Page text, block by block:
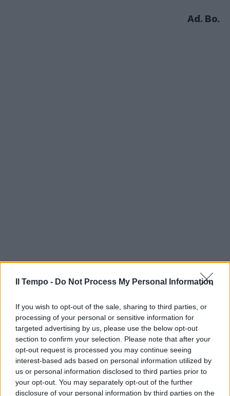
Il Tempo - Do Not Process My Personal Information
If you wish to opt-out of the sale, sharing to third parties, or
processing of your personal or sensitive information for
targeted advertising by us, please use the below opt-out
section to confirm your selection. Please note that after your
opt-out request is processed you may continue seeing
interest-based ads based on personal information utilized by
us or personal information disclosed to third parties prior to
your opt-out. You may separately opt-out of the further
disclosure of your personal information by third parties on the
Ad. Bo.